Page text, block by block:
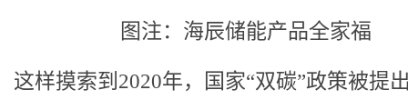
图注：海辰储能产品全家福
这样摸索到2020年，国家“双碳”政策被提